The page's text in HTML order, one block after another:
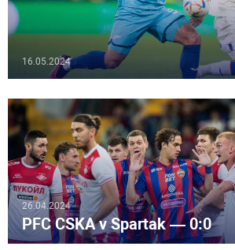
16.05.2024
26.04.2024
PFC CSKA v Spartak — 0:0